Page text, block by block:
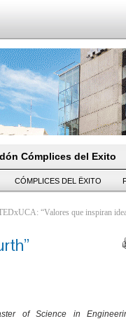
Cómplices del Exito
CÓMPLICES DEL ËXITO
“Valores que inspiran
of Science in